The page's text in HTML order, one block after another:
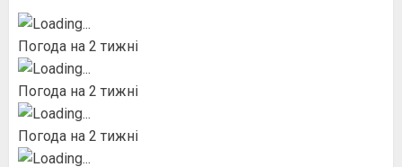
Погода на 2 тижні
Погода на 2 тижні
Погода на 2 тижні